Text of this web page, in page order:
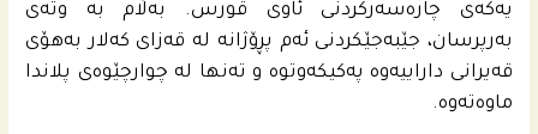
یەکەی چارەسەرکردنی ئاوی قورس. بەڵام بە وتەی
بەرپرسان، جێبەجێکردنی ئەم پڕۆژانە لە قەزای کەلار بەهۆی
قەیرانی داراییەوە پەکیکەوتوە و تەنها لە چوارچێوەی پلاندا
ماوەتەوە.